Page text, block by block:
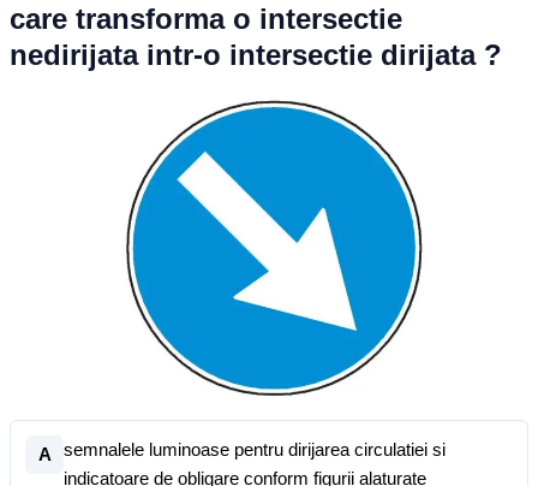
care transforma o intersectie
nedirijata intr-o intersectie dirijata ?
A
semnalele luminoase pentru dirijarea circulatiei si
indicatoare de obligare conform figurii alaturate